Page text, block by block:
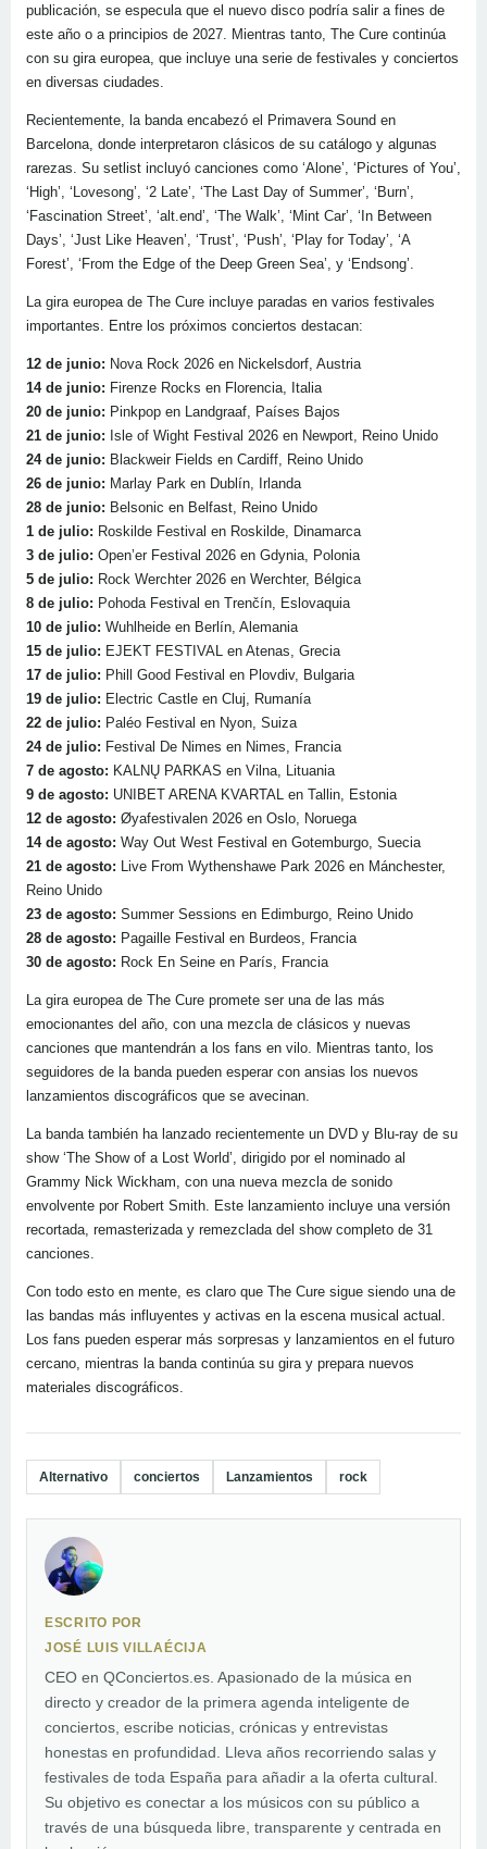
publicación, se especula que el nuevo disco podría salir a fines de
este año o a principios de 2027. Mientras tanto, The Cure continúa
con su gira europea, que incluye una serie de festivales y conciertos
en diversas ciudades.
Recientemente, la banda encabezó el Primavera Sound en
Barcelona, donde interpretaron clásicos de su catálogo y algunas
rarezas. Su setlist incluyó canciones como ‘Alone’, ‘Pictures of You’,
‘High’, ‘Lovesong’, ‘2 Late’, ‘The Last Day of Summer’, ‘Burn’,
‘Fascination Street’, ‘alt.end’, ‘The Walk’, ‘Mint Car’, ‘In Between
Days’, ‘Just Like Heaven’, ‘Trust’, ‘Push’, ‘Play for Today’, ‘A
Forest’, ‘From the Edge of the Deep Green Sea’, y ‘Endsong’.
La gira europea de The Cure incluye paradas en varios festivales
importantes. Entre los próximos conciertos destacan:
12 de junio: Nova Rock 2026 en Nickelsdorf, Austria
14 de junio: Firenze Rocks en Florencia, Italia
20 de junio: Pinkpop en Landgraaf, Países Bajos
21 de junio: Isle of Wight Festival 2026 en Newport, Reino Unido
24 de junio: Blackweir Fields en Cardiff, Reino Unido
26 de junio: Marlay Park en Dublín, Irlanda
28 de junio: Belsonic en Belfast, Reino Unido
1 de julio: Roskilde Festival en Roskilde, Dinamarca
3 de julio: Open’er Festival 2026 en Gdynia, Polonia
5 de julio: Rock Werchter 2026 en Werchter, Bélgica
8 de julio: Pohoda Festival en Trenčín, Eslovaquia
10 de julio: Wuhlheide en Berlín, Alemania
15 de julio: EJEKT FESTIVAL en Atenas, Grecia
17 de julio: Phill Good Festival en Plovdiv, Bulgaria
19 de julio: Electric Castle en Cluj, Rumanía
22 de julio: Paléo Festival en Nyon, Suiza
24 de julio: Festival De Nimes en Nimes, Francia
7 de agosto: KALNŲ PARKAS en Vilna, Lituania
9 de agosto: UNIBET ARENA KVARTAL en Tallin, Estonia
12 de agosto: Øyafestivalen 2026 en Oslo, Noruega
14 de agosto: Way Out West Festival en Gotemburgo, Suecia
21 de agosto: Live From Wythenshawe Park 2026 en Mánchester,
Reino Unido
23 de agosto: Summer Sessions en Edimburgo, Reino Unido
28 de agosto: Pagaille Festival en Burdeos, Francia
30 de agosto: Rock En Seine en París, Francia
La gira europea de The Cure promete ser una de las más
emocionantes del año, con una mezcla de clásicos y nuevas
canciones que mantendrán a los fans en vilo. Mientras tanto, los
seguidores de la banda pueden esperar con ansias los nuevos
lanzamientos discográficos que se avecinan.
La banda también ha lanzado recientemente un DVD y Blu-ray de su
show ‘The Show of a Lost World’, dirigido por el nominado al
Grammy Nick Wickham, con una nueva mezcla de sonido
envolvente por Robert Smith. Este lanzamiento incluye una versión
recortada, remasterizada y remezclada del show completo de 31
canciones.
Con todo esto en mente, es claro que The Cure sigue siendo una de
las bandas más influyentes y activas en la escena musical actual.
Los fans pueden esperar más sorpresas y lanzamientos en el futuro
cercano, mientras la banda continúa su gira y prepara nuevos
materiales discográficos.
Alternativo conciertos Lanzamientos rock
ESCRITO POR
JOSÉ LUIS VILLAÉCIJA
CEO en QConciertos.es. Apasionado de la música en
directo y creador de la primera agenda inteligente de
conciertos, escribe noticias, crónicas y entrevistas
honestas en profundidad. Lleva años recorriendo salas y
festivales de toda España para añadir a la oferta cultural.
Su objetivo es conectar a los músicos con su público a
través de una búsqueda libre, transparente y centrada en